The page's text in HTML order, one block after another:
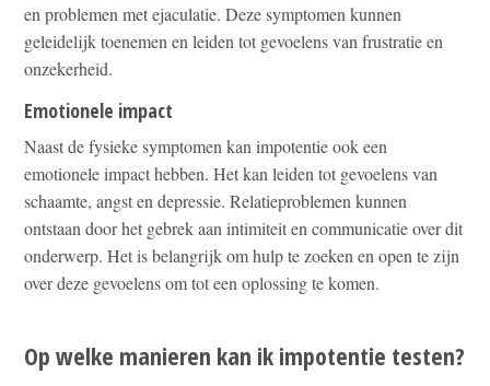
en problemen met ejaculatie. Deze symptomen kunnen
geleidelijk toenemen en leiden tot gevoelens van frustratie en
onzekerheid.
Emotionele impact
Naast de fysieke symptomen kan impotentie ook een
emotionele impact hebben. Het kan leiden tot gevoelens van
schaamte, angst en depressie. Relatieproblemen kunnen
ontstaan door het gebrek aan intimiteit en communicatie over dit
onderwerp. Het is belangrijk om hulp te zoeken en open te zijn
over deze gevoelens om tot een oplossing te komen.
Op welke manieren kan ik impotentie testen?